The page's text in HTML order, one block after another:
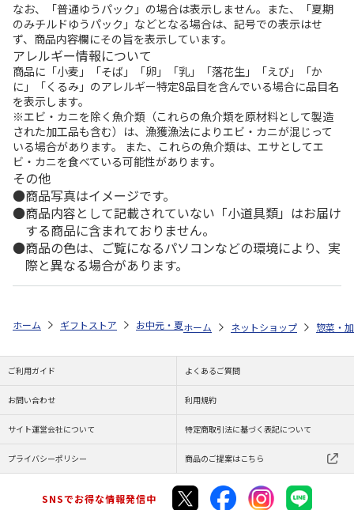
なお、「普通ゆうパック」の場合は表示しません。また、「夏期
のみチルドゆうパック」などとなる場合は、記号での表示はせ
ず、商品内容欄にその旨を表示しています。
アレルギー情報について
商品に「小麦」「そば」「卵」「乳」「落花生」「えび」「か
に」「くるみ」のアレルギー特定8品目を含んでいる場合に品目名
を表示します。
※エビ・カニを除く魚介類（これらの魚介類を原材料として製造
された加工品も含む）は、漁獲漁法によりエビ・カニが混じって
いる場合があります。 また、これらの魚介類は、エサとしてエ
ビ・カニを食べている可能性があります。
その他
商品写真はイメージです。
商品内容として記載されていない「小道具類」はお届け
する商品に含まれておりません。
商品の色は、ご覧になるパソコンなどの環境により、実
際と異なる場合があります。
ホーム ギフトストア お中元・夏ギフト特集 2026 ゆうゆうギフト
ホーム ネットショップ 惣菜・
ご利用ガイド よくあるご質問
お問い合わせ 利用規約
サイト運営会社について 特定商取引法に基づく表記について
プライバシーポリシー 商品のご提案はこちら
SNSでお得な情報発信中